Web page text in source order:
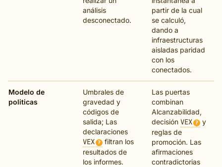
análisis
desconectado.
partir de la cual
se calculó,
dando a
infraestructuras
aisladas paridad
con los
conectados.
Modelo de
politicas
Umbrales de
gravedad y
códigos de
salida; Las
declaraciones
VEX ?
filtran los
resultados de
los informes.
Las puertas
combinan
Alcanzabilidad,
decisión VEX ?
y
reglas de
promoción. Las
afirmaciones
contradictorias